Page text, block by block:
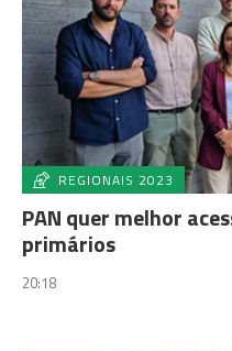
REGIONAIS 2023
PAN quer melhor
primários
20:18